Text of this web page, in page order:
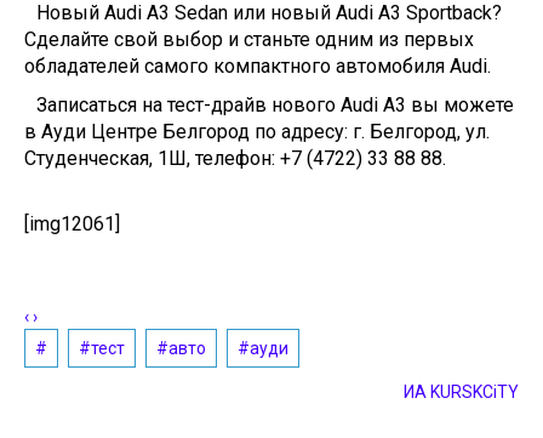
Новый Audi A3 Sedan или новый Audi A3 Sportback?
Сделайте свой выбор и станьте одним из первых
обладателей самого компактного автомобиля Audi.
Записаться на тест-драйв нового Audi A3 вы можете
в Ауди Центре Белгород по адресу: г. Белгород, ул.
Студенческая, 1Ш, телефон: +7 (4722) 33 88 88.
[img12061]
‹›
#
#тест #авто #ауди
ИА KURSKCiTY